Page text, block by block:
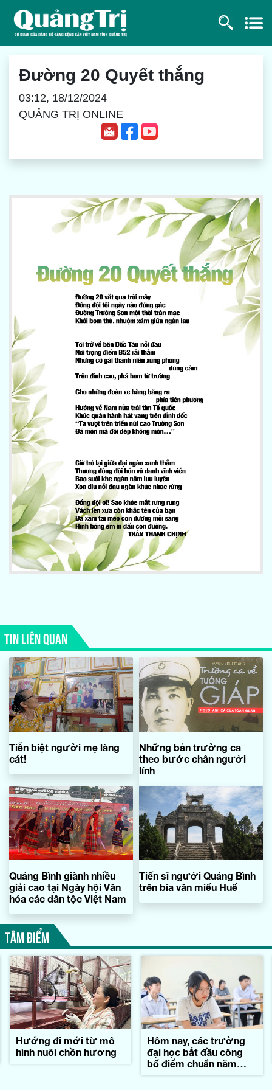
Đường 20 Quyết thắng
03:12, 18/12/2024
QUẢNG TRỊ ONLINE
TIN LIÊN QUAN
Tiễn biệt người mẹ làng
cát!
Những bản trường ca
theo bước chân người
lính
Quảng Bình giành nhiều
giải cao tại Ngày hội Văn
hóa các dân tộc Việt Nam
Tiến sĩ người Quảng Bình
trên bia văn miếu Huế
TÂM ĐIỂM
Hướng đi mới từ mô
hình nuôi chồn hương
Hôm nay, các trường
đại học bắt đầu công
bố điểm chuẩn năm